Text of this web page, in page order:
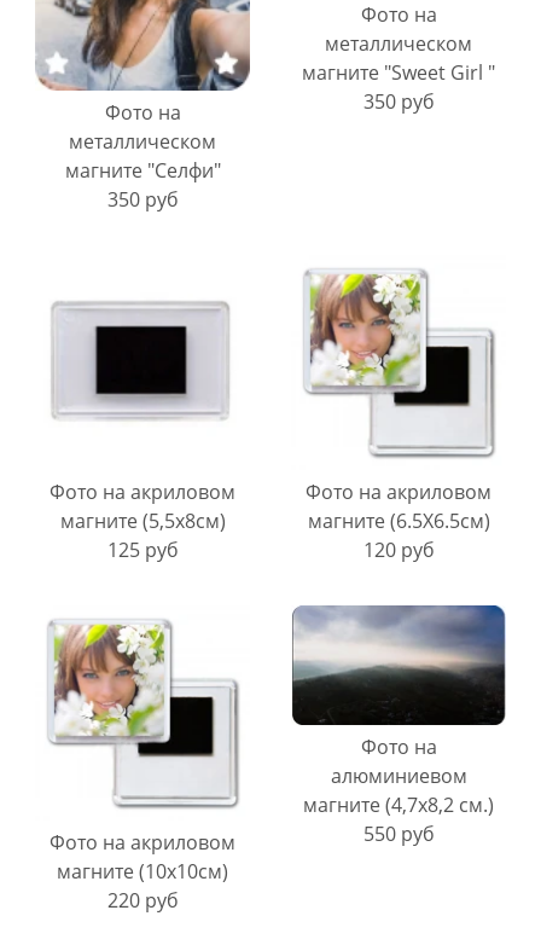
Фото на
металлическом
магните "Селфи"
350 руб
Фото на
металлическом
магните "Sweet Girl "
350 руб
Фото на акриловом
магните (5,5х8см)
125 руб
Фото на акриловом
магните (6.5Х6.5см)
120 руб
Фото на акриловом
магните (10х10см)
220 руб
Фото на
алюминиевом
магните (4,7х8,2 см.)
550 руб